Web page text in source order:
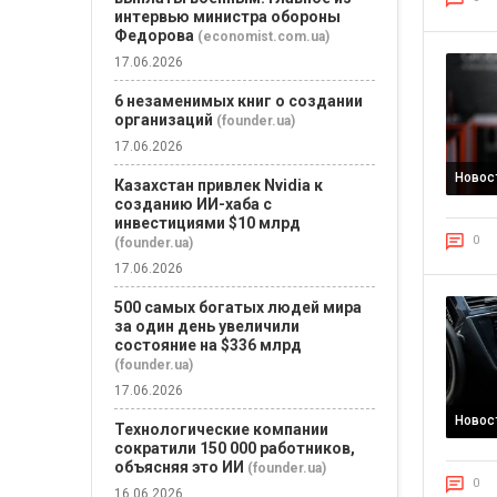
0
0
интервью министра обороны
Федорова (economist.com.ua)
17.06.2026
6 незаменимых книг о создании
организаций (founder.ua)
17.06.2026
Казахстан привлек Nvidia к
созданию ИИ-хаба с
инвестициями $10 млрд
(founder.ua)
17.06.2026
500 самых богатых людей мира
за один день увеличили
состояние на $336 млрд
(founder.ua)
17.06.2026
Технологические компании
сократили 150 000 работников,
объясняя это ИИ (founder.ua)
16.06.2026